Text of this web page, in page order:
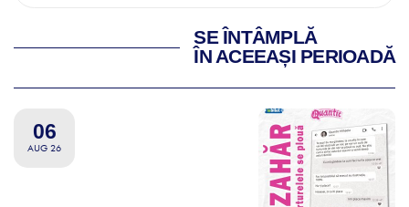
SE ÎNTÂMPLĂ
ÎN ACEEAȘI PERIOADĂ
06
AUG 26